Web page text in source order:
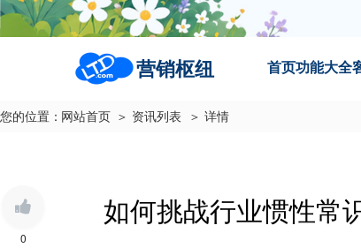
营销枢纽 首页功能大全
您的位置： 网站首页 ＞ 资讯列表 ＞ 详情
0
如何挑战行业惯性常